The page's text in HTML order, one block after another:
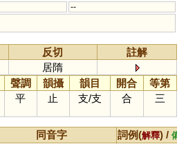
--
反切
註解
居隋
聲調 韻攝 韻目 開合
等第
平 止 支/支 合 三
同音字 詞例(解釋) / 備